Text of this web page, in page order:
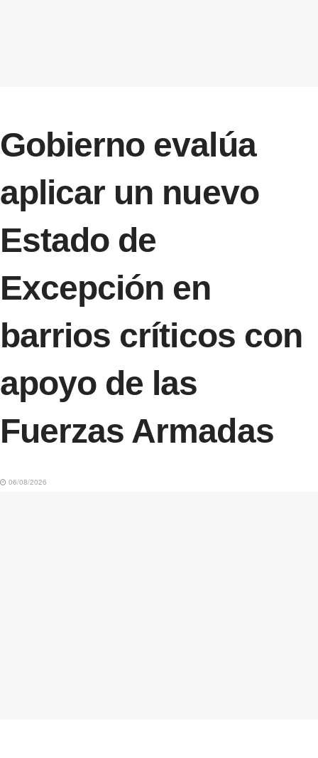
Gobierno evalúa
aplicar un nuevo
Estado de
Excepción en
barrios críticos con
apoyo de las
Fuerzas Armadas
06/08/2026